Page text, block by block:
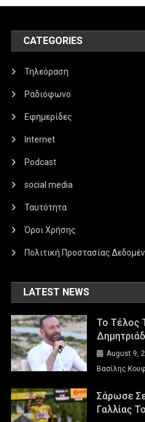
CATEGORIES
Τηλεόραση
Ραδιόφωνο
Εφημερίδες
Internet
Podcast
social media
Ταυτότητα
Όροι Χρήσης
Πολιτική Προστασίας
LATEST NEWS
Το Τέλος
August 9,
Βασίλης
Σάρωσε
Γαλλίας